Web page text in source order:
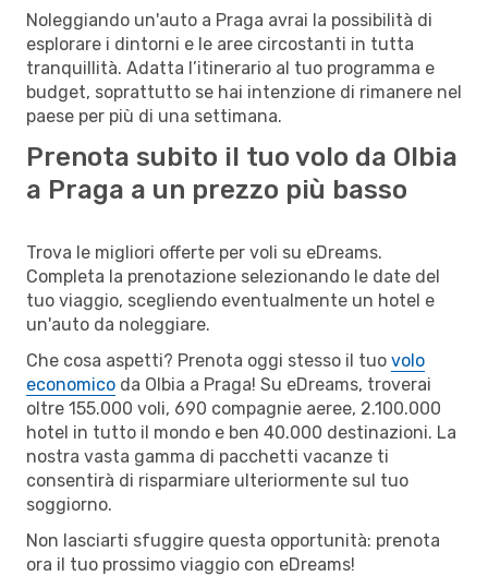
Noleggiando un'auto a Praga avrai la possibilità di
esplorare i dintorni e le aree circostanti in tutta
tranquillità. Adatta l’itinerario al tuo programma e
budget, soprattutto se hai intenzione di rimanere nel
paese per più di una settimana.
Prenota subito il tuo volo da Olbia
a Praga a un prezzo più basso
Trova le migliori offerte per voli su eDreams.
Completa la prenotazione selezionando le date del
tuo viaggio, scegliendo eventualmente un hotel e
un'auto da noleggiare.
Che cosa aspetti? Prenota oggi stesso il tuo volo
economico da Olbia a Praga! Su eDreams, troverai
oltre 155.000 voli, 690 compagnie aeree, 2.100.000
hotel in tutto il mondo e ben 40.000 destinazioni. La
nostra vasta gamma di pacchetti vacanze ti
consentirà di risparmiare ulteriormente sul tuo
soggiorno.
Non lasciarti sfuggire questa opportunità: prenota
ora il tuo prossimo viaggio con eDreams!